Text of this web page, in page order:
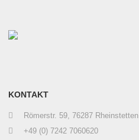
KONTAKT
Römerstr. 59, 76287 Rheinstetten
+49 (0) 7242 7060620